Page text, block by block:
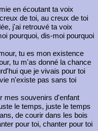
en écoutant ta voix
de toi, au creux de toi
j'ai retrouvé ta voix
pourquoi, dis-moi pourquoi
tu es mon existence
tu m'as donné la chance
que je vivais pour toi
n'existe pas sans toi
mes souvenirs d'enfant
le temps, juste le temps
de courir dans les bois
pour toi, chanter pour toi